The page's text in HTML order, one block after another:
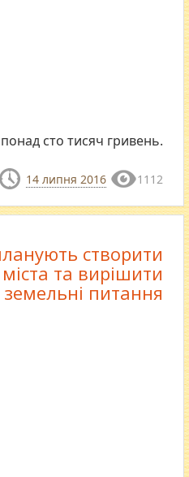
сто тисяч гривень.
14 липня 2016 1112
створити
та вирішити
земельні питання